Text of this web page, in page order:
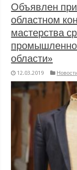
Объявлен
областном
мастерства
области»
12.03.2019